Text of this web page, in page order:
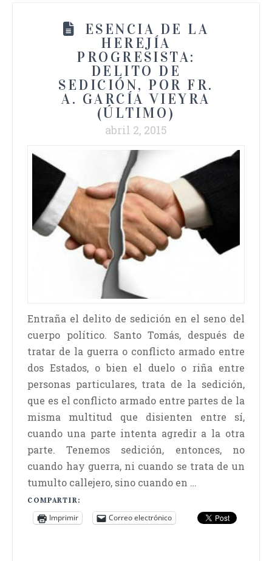
ESENCIA DE LA
HEREJÍA
PROGRESISTA:
DELITO DE
SEDICIÓN, POR FR.
A. GARCÍA VIEYRA
(ÚLTIMO)
abril 2, 2015
Entraña el delito de sedición en el seno del
cuerpo político. Santo Tomás, después de
tratar de la guerra o conflicto armado entre
dos Estados, o bien el duelo o riña entre
personas particulares, trata de la sedición,
que es el conflicto armado entre partes de la
misma multitud que disienten entre sí,
cuando una parte intenta agredir a la otra
parte. Tenemos sedición, entonces, no
cuando hay guerra, ni cuando se trata de un
tumulto callejero, sino cuando en …
COMPARTIR:
Imprimir Correo electrónico